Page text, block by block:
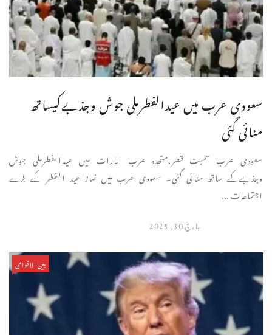
سعودی عرب میں عیدالفطرملی جوش وجذبےکیساتھ
منائی گئی
سعودی عرب سمیت قطر،متحدہ عرب امارات میں عیدالفطرملی جوش
وجذبےکے ساتھ منائی گئی۔ سعودی عرب میں نماز عید الفطر کے بڑے
اجتماعات ...
مارچ 30, 2025
بین الاقوامی